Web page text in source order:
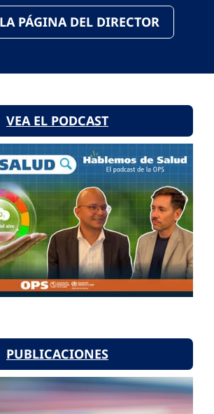
PÁGINA DEL DIRECTOR
VEA EL PODCAST
PUBLICACIONES